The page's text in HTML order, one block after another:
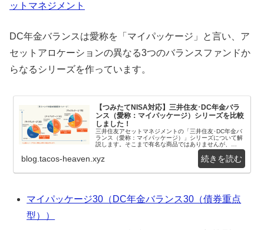
ットマネジメント
DC年金バランスは愛称を「マイパッケージ」と言い、ア
セットアロケーションの異なる3つのバランスファンドか
らなるシリーズを作っています。
【つみたてNISA対応】三井住友･DC年金バラ
ンス（愛称：マイパッケージ）シリーズを比較
しました！
三井住友アセットマネジメントの「三井住友･DC年金バ
ランス（愛称：マイパッケージ）」シリーズについて解
説します。そこまで有名な商品ではありませんが、
2005年から運用されていて 純資産は約100億円...
blog.tacos-heaven.xyz
マイパッケージ30（DC年金バランス30（債券重点
型））